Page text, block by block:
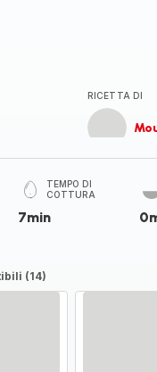
RICETTA DI
TEMPO DI
COTTURA
7min
(14)